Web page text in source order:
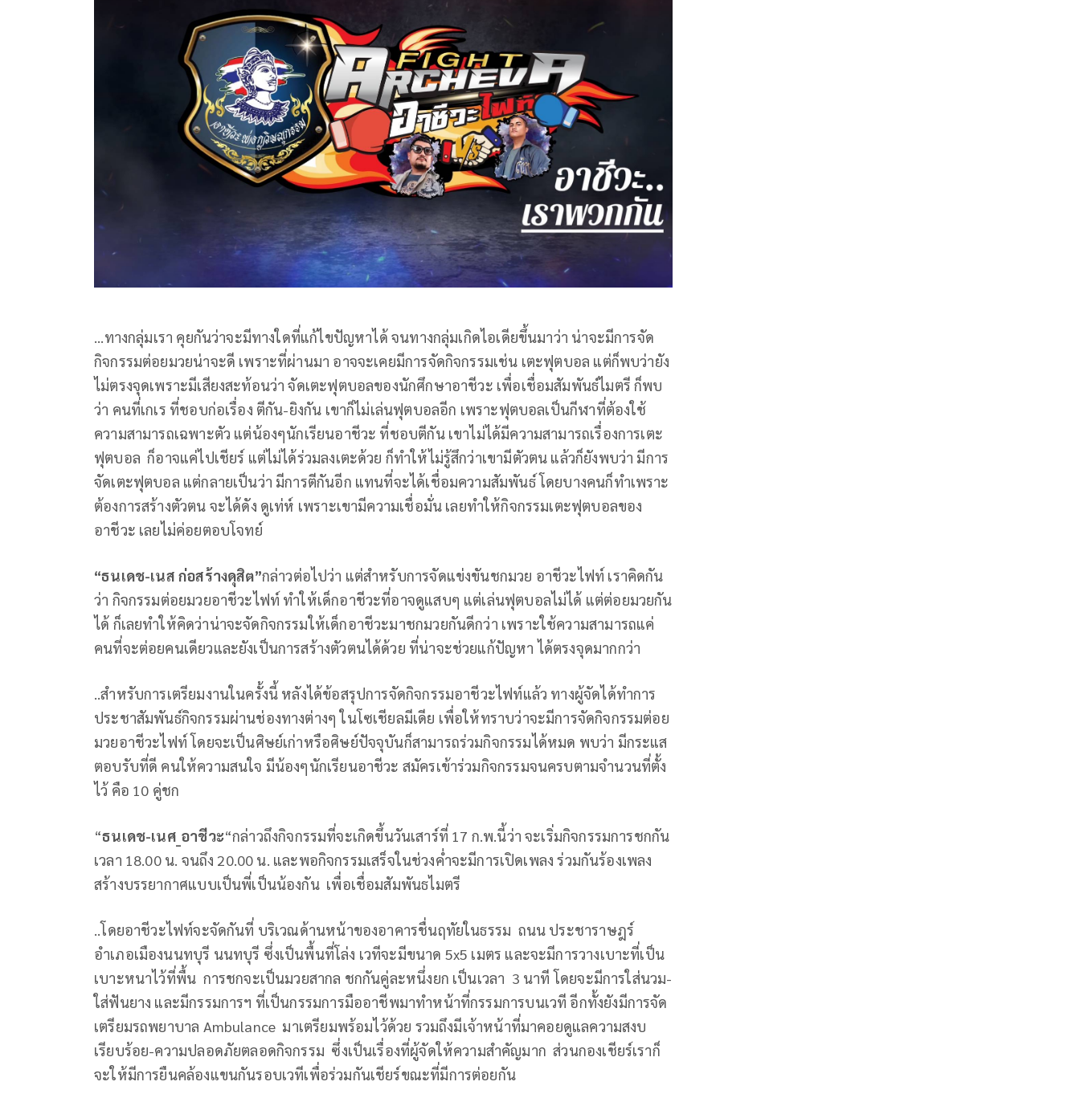
...ทางกลุ่มเรา คุยกันว่าจะมีทางใดที่แก้ไขปัญหาได้ จนทางกลุ่มเกิดไอเดียขึ้นมาว่า น่าจะมีการจัด
กิจกรรมต่อยมวยน่าจะดี เพราะที่ผ่านมา อาจจะเคยมีการจัดกิจกรรมเช่น เตะฟุตบอล แต่ก็พบว่ายัง
ไม่ตรงจุดเพราะมีเสียงสะท้อนว่า จัดเตะฟุตบอลของนักศึกษาอาชีวะ เพื่อเชื่อมสัมพันธ์ไมตรี ก็พบ
ว่า คนที่เกเร ที่ชอบก่อเรื่อง ตีกัน-ยิงกัน เขาก็ไม่เล่นฟุตบอลอีก เพราะฟุตบอลเป็นกีฬาที่ต้องใช้
ความสามารถเฉพาะตัว แต่น้องๆนักเรียนอาชีวะ ที่ชอบตีกัน เขาไม่ได้มีความสามารถเรื่องการเตะ
ฟุตบอล ก็อาจแค่ไปเชียร์ แต่ไม่ได้ร่วมลงเตะด้วย ก็ทำให้ไม่รู้สึกว่าเขามีตัวตน แล้วก็ยังพบว่า มีการ
จัดเตะฟุตบอล แต่กลายเป็นว่า มีการตีกันอีก แทนที่จะได้เชื่อมความสัมพันธ์ โดยบางคนก็ทำเพราะ
ต้องการสร้างตัวตน จะได้ดัง ดูเท่ห์ เพราะเขามีความเชื่อมั่น เลยทำให้กิจกรรมเตะฟุตบอลของ
อาชีวะ เลยไม่ค่อยตอบโจทย์
“ธนเดช-เนส ก่อสร้างดุสิต”กล่าวต่อไปว่า แต่สำหรับการจัดแข่งขันชกมวย อาชีวะไฟท์ เราคิดกัน
ว่า กิจกรรมต่อยมวยอาชีวะไฟท์ ทำให้เด็กอาชีวะที่อาจดูแสบๆ แต่เล่นฟุตบอลไม่ได้ แต่ต่อยมวยกัน
ได้ ก็เลยทำให้คิดว่าน่าจะจัดกิจกรรมให้เด็กอาชีวะมาชกมวยกันดีกว่า เพราะใช้ความสามารถแค่
คนที่จะต่อยคนเดียวและยังเป็นการสร้างตัวตนได้ด้วย ที่น่าจะช่วยแก้ปัญหา ได้ตรงจุดมากกว่า
..สำหรับการเตรียมงานในครั้งนี้ หลังได้ข้อสรุปการจัดกิจกรรมอาชีวะไฟท์แล้ว ทางผู้จัดได้ทำการ
ประชาสัมพันธ์กิจกรรมผ่านช่องทางต่างๆ ในโซเชียลมีเดีย เพื่อให้ทราบว่าจะมีการจัดกิจกรรมต่อย
มวยอาชีวะไฟท์ โดยจะเป็นศิษย์เก่าหรือศิษย์ปัจจุบันก็สามารถร่วมกิจกรรมได้หมด พบว่า มีกระแส
ตอบรับที่ดี คนให้ความสนใจ มีน้องๆนักเรียนอาชีวะ สมัครเข้าร่วมกิจกรรมจนครบตามจำนวนที่ตั้ง
ไว้ คือ 10 คู่ชก
“ธนเดช-เนศ_อาชีวะ“กล่าวถึงกิจกรรมที่จะเกิดขึ้นวันเสาร์ที่ 17 ก.พ.นี้ว่า จะเริ่มกิจกรรมการชกกัน
เวลา 18.00 น. จนถึง 20.00 น. และพอกิจกรรมเสร็จในช่วงค่ำจะมีการเปิดเพลง ร่วมกันร้องเพลง
สร้างบรรยากาศแบบเป็นพี่เป็นน้องกัน เพื่อเชื่อมสัมพันธไมตรี
..โดยอาชีวะไฟท์จะจัดกันที่ บริเวณด้านหน้าของอาคารชื่นฤทัยในธรรม ถนน ประชาราษฎร์
อำเภอเมืองนนทบุรี นนทบุรี ซึ่งเป็นพื้นที่โล่ง เวทีจะมีขนาด 5x5 เมตร และจะมีการวางเบาะที่เป็น
เบาะหนาไว้ที่พื้น การชกจะเป็นมวยสากล ชกกันคู่ละหนึ่งยก เป็นเวลา 3 นาที โดยจะมีการใส่นวม-
ใส่ฟันยาง และมีกรรมการฯ ที่เป็นกรรมการมืออาชีพมาทำหน้าที่กรรมการบนเวที อีกทั้งยังมีการจัด
เตรียมรถพยาบาล Ambulance มาเตรียมพร้อมไว้ด้วย รวมถึงมีเจ้าหน้าที่มาคอยดูแลความสงบ
เรียบร้อย-ความปลอดภัยตลอดกิจกรรม ซึ่งเป็นเรื่องที่ผู้จัดให้ความสำคัญมาก ส่วนกองเชียร์เราก็
จะให้มีการยืนคล้องแขนกันรอบเวทีเพื่อร่วมกันเชียร์ขณะที่มีการต่อยกัน